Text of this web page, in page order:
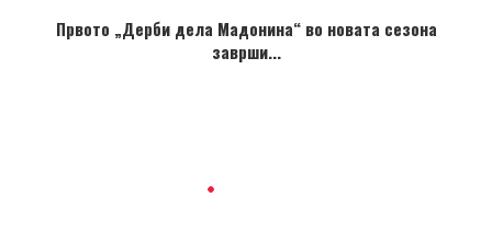
Првото „Дерби дела Мадонина“ во новата сезона
заврши...